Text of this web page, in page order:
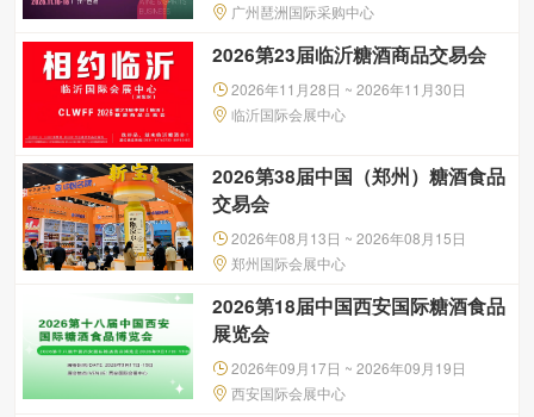
广州琶洲国际采购中心
2026第23届临沂糖酒商品交易会
2026年11月28日 ~ 2026年11月30日
临沂国际会展中心
2026第38届中国（郑州）糖酒食品
交易会
2026年08月13日 ~ 2026年08月15日
郑州国际会展中心
2026第18届中国西安国际糖酒食品
展览会
2026年09月17日 ~ 2026年09月19日
西安国际会展中心